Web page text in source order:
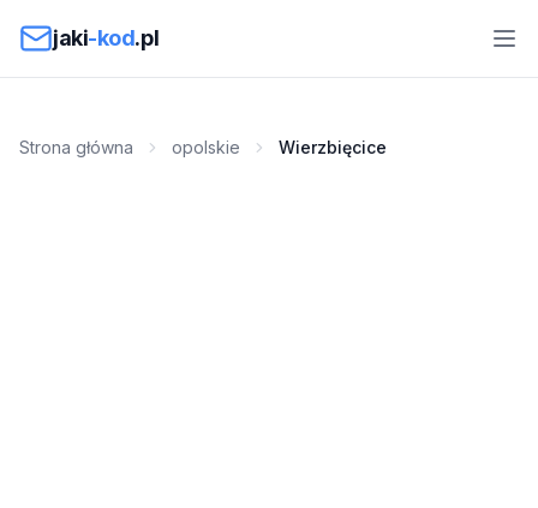
jaki-kod.pl
Strona główna opolskie Wierzbięcice